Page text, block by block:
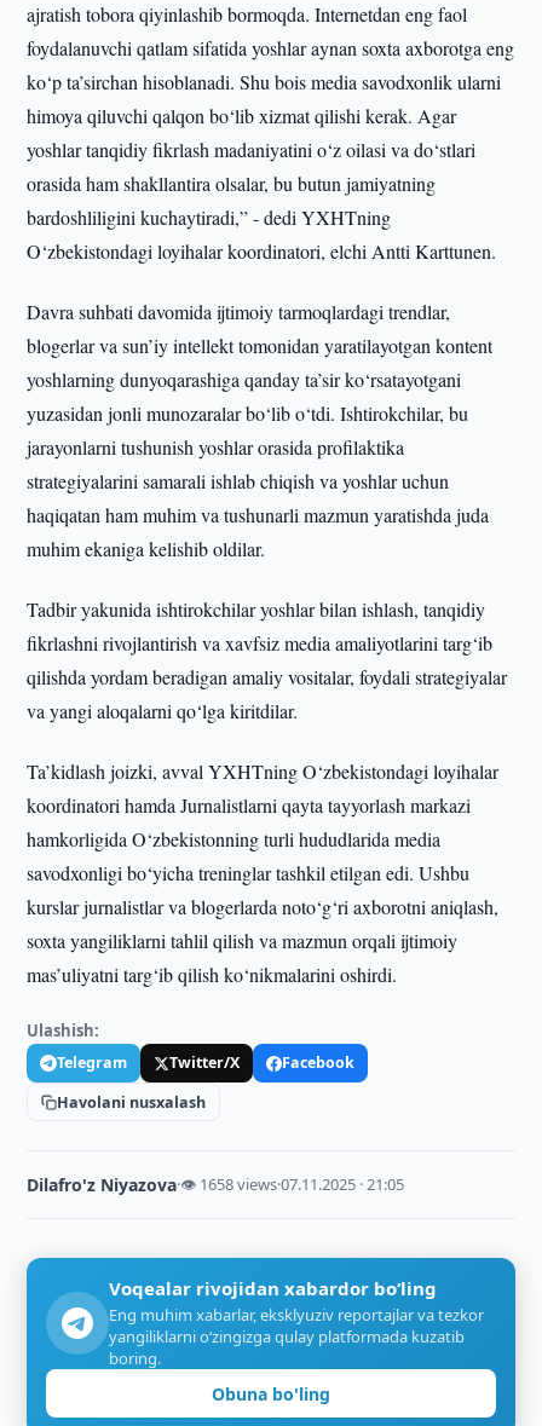
ajratish tobora qiyinlashib bormoqda. Internetdan eng faol
foydalanuvchi qatlam sifatida yoshlar aynan soxta axborotga eng
ko‘p ta’sirchan hisoblanadi. Shu bois media savodxonlik ularni
himoya qiluvchi qalqon bo‘lib xizmat qilishi kerak. Agar
yoshlar tanqidiy fikrlash madaniyatini o‘z oilasi va do‘stlari
orasida ham shakllantira olsalar, bu butun jamiyatning
bardoshliligini kuchaytiradi,” - dedi YXHTning
O‘zbekistondagi loyihalar koordinatori, elchi Antti Karttunen.
Davra suhbati davomida ijtimoiy tarmoqlardagi trendlar,
blogerlar va sun’iy intellekt tomonidan yaratilayotgan kontent
yoshlarning dunyoqarashiga qanday ta’sir ko‘rsatayotgani
yuzasidan jonli munozaralar bo‘lib o‘tdi. Ishtirokchilar, bu
jarayonlarni tushunish yoshlar orasida profilaktika
strategiyalarini samarali ishlab chiqish va yoshlar uchun
haqiqatan ham muhim va tushunarli mazmun yaratishda juda
muhim ekaniga kelishib oldilar.
Tadbir yakunida ishtirokchilar yoshlar bilan ishlash, tanqidiy
fikrlashni rivojlantirish va xavfsiz media amaliyotlarini targ‘ib
qilishda yordam beradigan amaliy vositalar, foydali strategiyalar
va yangi aloqalarni qo‘lga kiritdilar.
Ta’kidlash joizki, avval YXHTning O‘zbekistondagi loyihalar
koordinatori hamda Jurnalistlarni qayta tayyorlash markazi
hamkorligida O‘zbekistonning turli hududlarida media
savodxonligi bo‘yicha treninglar tashkil etilgan edi. Ushbu
kurslar jurnalistlar va blogerlarda noto‘g‘ri axborotni aniqlash,
soxta yangiliklarni tahlil qilish va mazmun orqali ijtimoiy
mas’uliyatni targ‘ib qilish ko‘nikmalarini oshirdi.
Ulashish:
Telegram Twitter/X
Facebook
Havolani nusxalash
Dilafro'z Niyazova·👁 1658 views·07.11.2025 · 21:05
Voqealar rivojidan xabardor bo‘ling
Eng muhim xabarlar, eksklyuziv reportajlar va tezkor
yangiliklarni o‘zingizga qulay platformada kuzatib
boring.
Obuna bo'ling